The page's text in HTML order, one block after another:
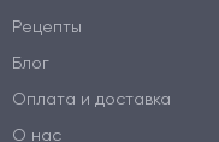
Рецепты
Блог
Оплата и доставка
О нас